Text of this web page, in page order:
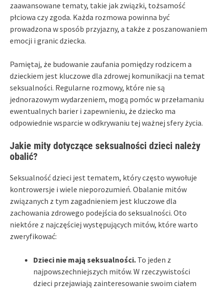
zaawansowane tematy, takie jak związki, tożsamość
płciowa czy zgoda. Każda rozmowa powinna być
prowadzona w sposób przyjazny, a także z poszanowaniem
emocji i granic dziecka.
Pamiętaj, że budowanie zaufania pomiędzy rodzicem a
dzieckiem jest kluczowe dla zdrowej komunikacji na temat
seksualności. Regularne rozmowy, które nie są
jednorazowym wydarzeniem, mogą pomóc w przełamaniu
ewentualnych barier i zapewnieniu, że dziecko ma
odpowiednie wsparcie w odkrywaniu tej ważnej sfery życia.
Jakie mity dotyczące seksualności dzieci należy
obalić?
Seksualność dzieci jest tematem, który często wywołuje
kontrowersje i wiele nieporozumień. Obalanie mitów
związanych z tym zagadnieniem jest kluczowe dla
zachowania zdrowego podejścia do seksualności. Oto
niektóre z najczęściej występujących mitów, które warto
zweryfikować:
Dzieci nie mają seksualności. To jeden z
najpowszechniejszych mitów. W rzeczywistości
dzieci przejawiają zainteresowanie swoim ciałem